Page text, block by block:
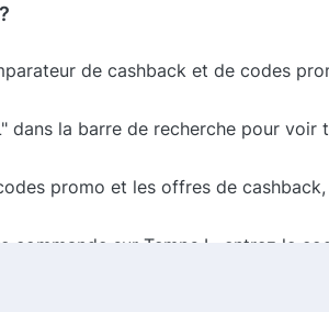
de cashback et de codes
dans la barre de recherche pour
promo et les offres de
commande sur Temps L, entrez le